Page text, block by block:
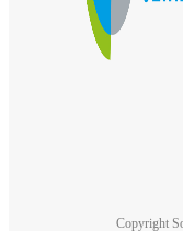
Copyright